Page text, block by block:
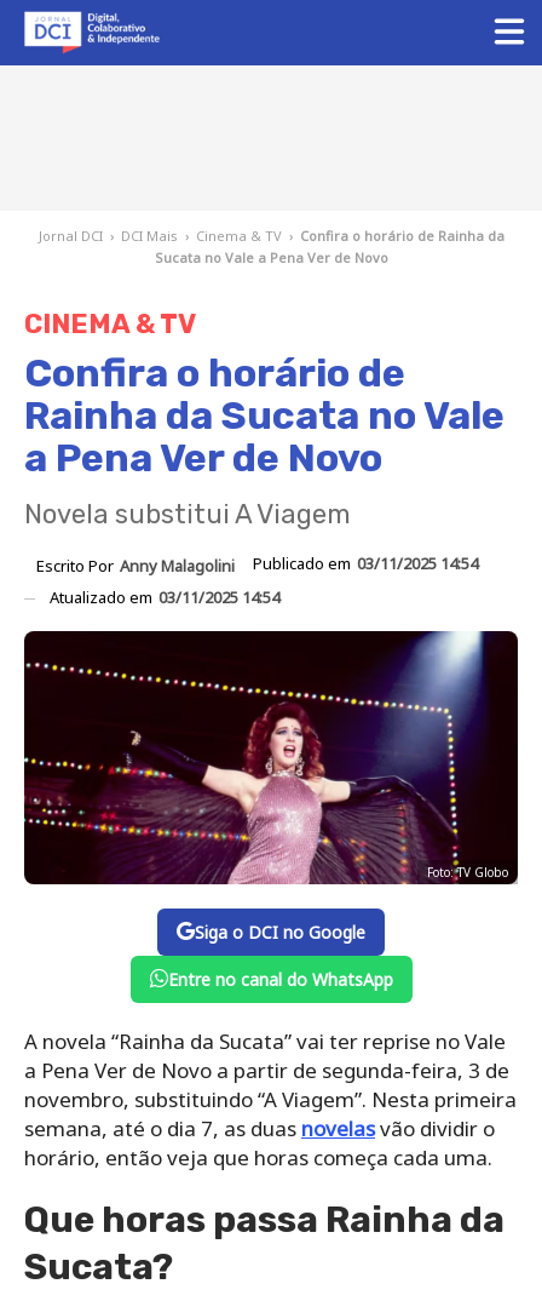
Jornal DCI › DCI Mais › Cinema & TV › Confira o horário de Rainha da
Sucata no Vale a Pena Ver de Novo
CINEMA & TV
Confira o horário de
Rainha da Sucata no Vale
a Pena Ver de Novo
Novela substitui A Viagem
Escrito Por Anny Malagolini Publicado em 03/11/2025 14:54
Atualizado em 03/11/2025 14:54
Foto: TV Globo
Siga o DCI no Google
Entre no canal do WhatsApp
A novela “Rainha da Sucata” vai ter reprise no Vale
a Pena Ver de Novo a partir de segunda-feira, 3 de
novembro, substituindo “A Viagem”. Nesta primeira
semana, até o dia 7, as duas novelasvão dividir o
horário, então veja que horas começa cada uma.
Que horas passa Rainha da
Sucata?